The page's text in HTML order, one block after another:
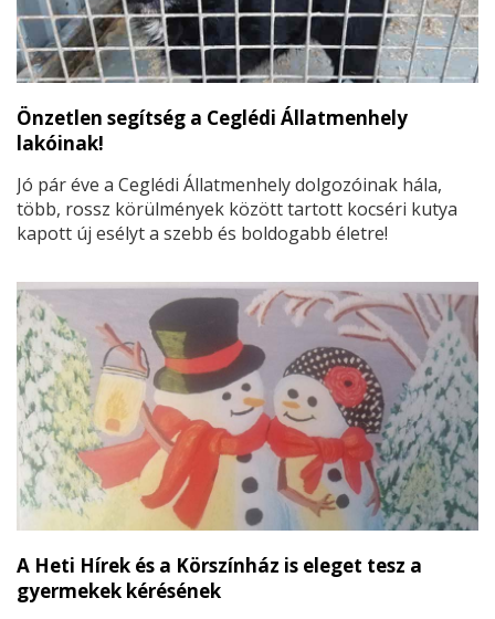
Önzetlen segítség a Ceglédi Állatmenhely
lakóinak!
Jó pár éve a Ceglédi Állatmenhely dolgozóinak hála,
több, rossz körülmények között tartott kocséri kutya
kapott új esélyt a szebb és boldogabb életre!
A Heti Hírek és a Körszínház is eleget tesz a
gyermekek kérésének